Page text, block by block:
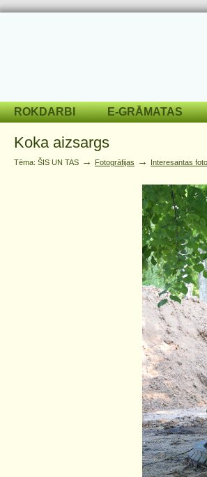
ROKDARBI E-GRĀMATAS
Koka aizsargs
Tēma: ŠIS UN TAS → Fotogrāfijas → Interesantas